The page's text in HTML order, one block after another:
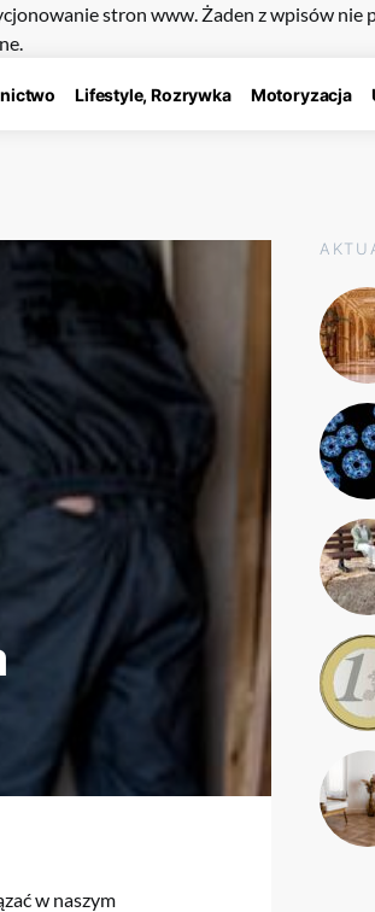
stron www. Żaden z wpisów
Lifestyle, Rozrywka Motoryzacja
w naszym